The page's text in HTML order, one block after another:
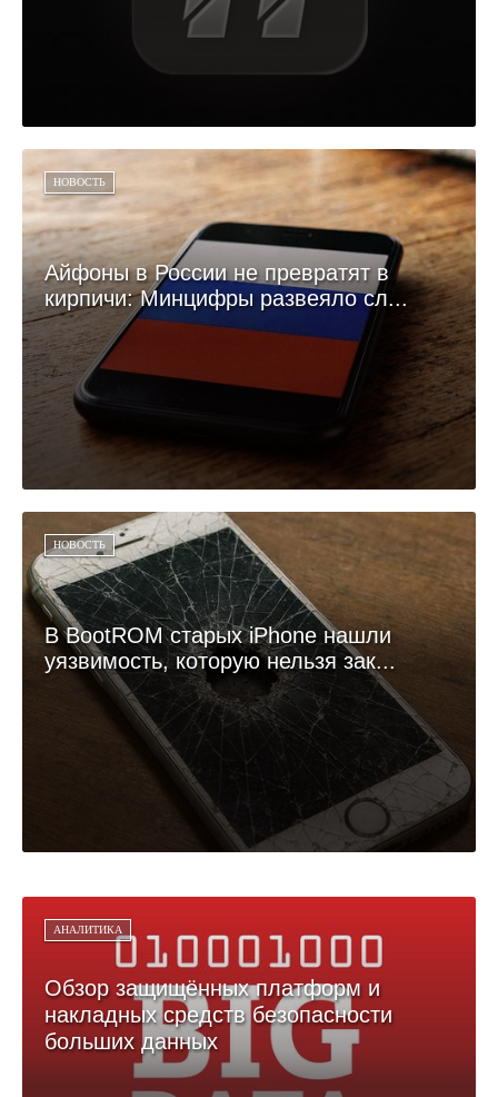
НОВОСТЬ
Айфоны в России не превратят в
кирпичи: Минцифры развеяло сл...
НОВОСТЬ
В BootROM старых iPhone нашли
уязвимость, которую нельзя зак...
АНАЛИТИКА
Обзор защищённых платформ и
накладных средств безопасности
больших данных